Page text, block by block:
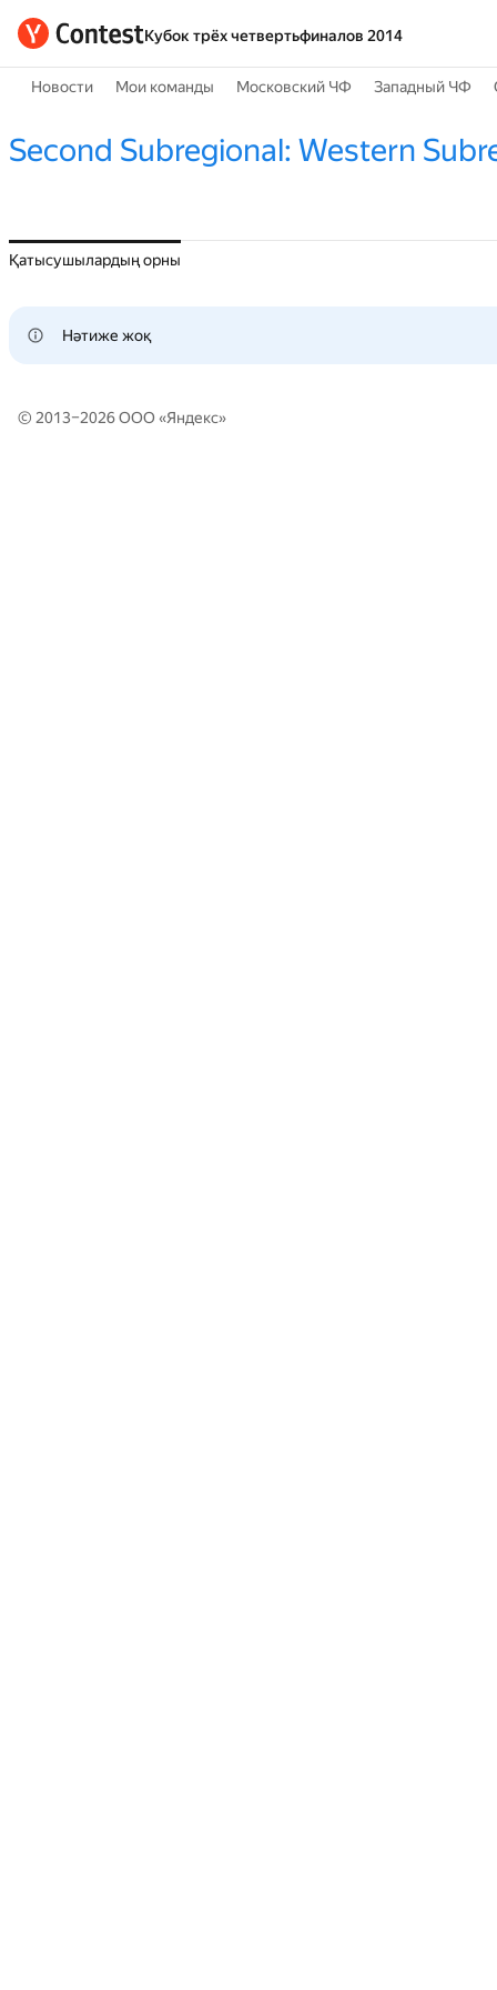
Кубок трёх четвертьфиналов 2014
Новости Мои команды Московский ЧФ Западный ЧФ
Second Subregional: Western
Қатысушылардың орны
Нәтиже жоқ
© 2013–2026 ООО «Яндекс»